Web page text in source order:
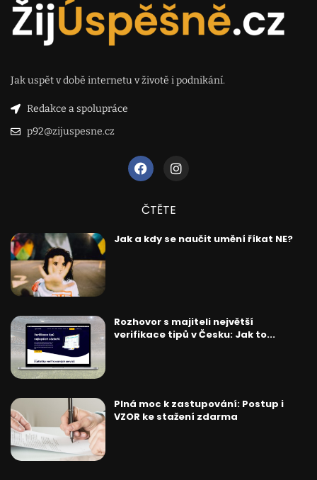
Jak uspět v době internetu v životě i podnikání.
Redakce a spolupráce
p92@zijuspesne.cz
ČTĚTE
Jak a kdy se naučit umění říkat NE?
Rozhovor s majiteli největší
verifikace tipů v Česku: Jak to...
Plná moc k zastupování: Postup i
VZOR ke stažení zdarma